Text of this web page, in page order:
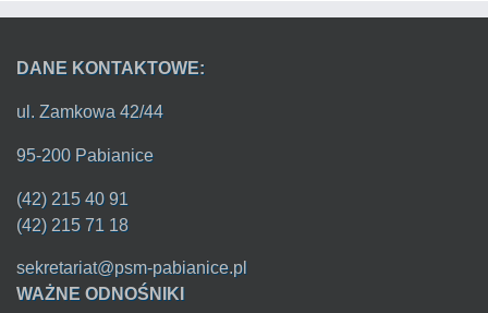
DANE KONTAKTOWE:
ul. Zamkowa 42/44
95-200 Pabianice
(42) 215 40 91
(42) 215 71 18
sekretariat@psm-pabianice.pl
WAŻNE ODNOŚNIKI